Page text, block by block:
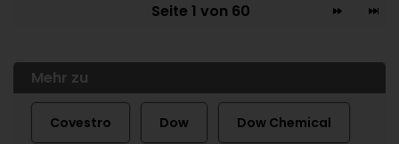
Seite 1 von 60
Mehr zu
Covestro Dow Dow Chemical